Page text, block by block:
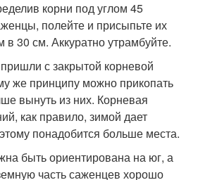
корни под углом 45
полейте и присыпьте их
30 см. Аккуратно утрамбуйте.
с закрытой корневой
же принципу можно прикопать
вынуть из них. Корневая
как правило, зимой дает
понадобится больше места.
быть ориентирована на юг, а
часть саженцев хорошо